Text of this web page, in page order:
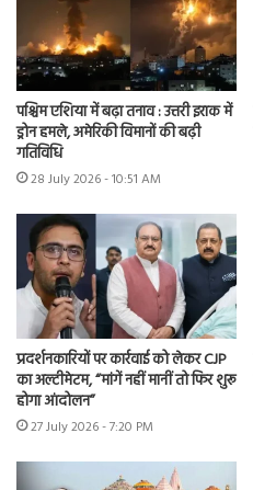
पश्चिम एशिया में बढ़ा तनाव : उत्तरी इराक में
ड्रोन हमले, अमेरिकी विमानों की बढ़ी
गतिविधि
28 July 2026 - 10:51 AM
प्रदर्शनकारियों पर कार्रवाई को लेकर CJP
का अल्टीमेटम, “मांगें नहीं मानीं तो फिर शुरू
होगा आंदोलन”
27 July 2026 - 7:20 PM